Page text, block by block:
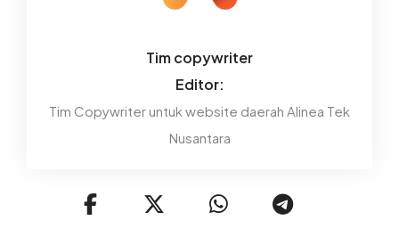
Tim copywriter
Editor:
Tim Copywriter untuk website daerah Alinea Tek
Nusantara